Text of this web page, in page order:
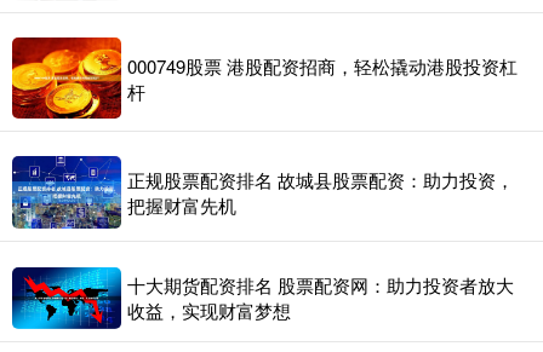
000749股票 港股配资招商，轻松撬动港股投资杠
杆
正规股票配资排名 故城县股票配资：助力投资，
把握财富先机
十大期货配资排名 股票配资网：助力投资者放大
收益，实现财富梦想